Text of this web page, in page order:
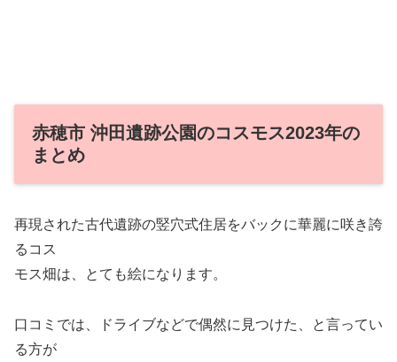
赤穂市 沖田遺跡公園のコスモス2023年の
まとめ
再現された古代遺跡の竪穴式住居をバックに華麗に咲き誇
るコス
モス畑は、とても絵になります。
口コミでは、ドライブなどで偶然に見つけた、と言ってい
る方が